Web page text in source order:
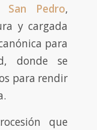
San Pedro,
y cargada
para
donde se
para rendir
que